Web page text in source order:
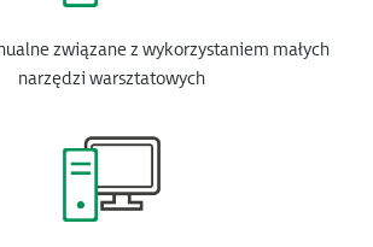
związane z wykorzystaniem małych
narzędzi warsztatowych